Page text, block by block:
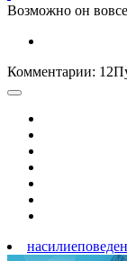
Возможно он
Комментарии: 12
насилие